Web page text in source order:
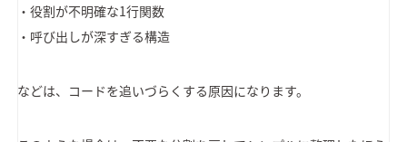
・役割が不明確な1行関数
・呼び出しが深すぎる構造
などは、コードを追いづらくする原因になります。